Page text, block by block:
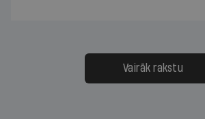
Vairāk rakstu